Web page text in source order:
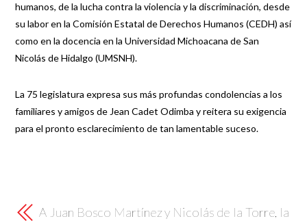
humanos, de la lucha contra la violencia y la discriminación, desde
su labor en la Comisión Estatal de Derechos Humanos (CEDH) así
como en la docencia en la Universidad Michoacana de San
Nicolás de Hidalgo (UMSNH).
La 75 legislatura expresa sus más profundas condolencias a los
familiares y amigos de Jean Cadet Odimba y reitera su exigencia
para el pronto esclarecimiento de tan lamentable suceso.
A Juan Bosco Martínez y Nicolás de la Torre, la